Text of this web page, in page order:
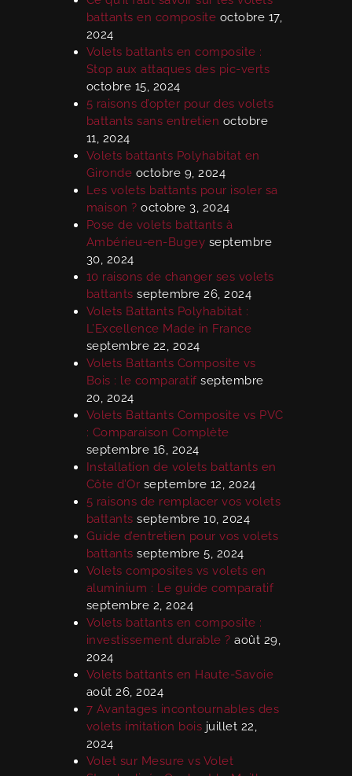
battants en composite octobre 17,
2024
Volets battants en composite :
Stop aux attaques des pic-verts
octobre 15, 2024
5 raisons d’opter pour des volets
battants sans entretien octobre
11, 2024
Volets battants Polyhabitat en
Gironde octobre 9, 2024
Les volets battants pour isoler sa
maison ? octobre 3, 2024
Pose de volets battants à
Ambérieu-en-Bugey septembre
30, 2024
10 raisons de changer ses volets
battants septembre 26, 2024
Volets Battants Polyhabitat :
L’Excellence Made in France
septembre 22, 2024
Volets Battants Composite vs
Bois : le comparatif septembre
20, 2024
Volets Battants Composite vs PVC
: Comparaison Complète
septembre 16, 2024
Installation de volets battants en
Côte d’Or septembre 12, 2024
5 raisons de remplacer vos volets
battants septembre 10, 2024
Guide d’entretien pour vos volets
battants septembre 5, 2024
Volets composites vs volets en
aluminium : Le guide comparatif
septembre 2, 2024
Volets battants en composite :
investissement durable ? août 29,
2024
Volets battants en Haute-Savoie
août 26, 2024
7 Avantages incontournables des
volets imitation bois juillet 22,
2024
Volet sur Mesure vs Volet